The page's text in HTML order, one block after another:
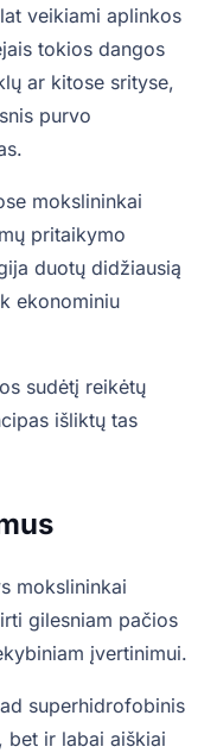
veikiami aplinkos
tokios dangos
ar kitose srityse,
purvo
mokslininkai
pritaikymo
duotų didžiausią
ekonominiu
sudėtį reikėtų
išliktų tas
mokslininkai
gilesniam pačios
įvertinimui.
superhidrofobinis
bet ir labai aiškiai